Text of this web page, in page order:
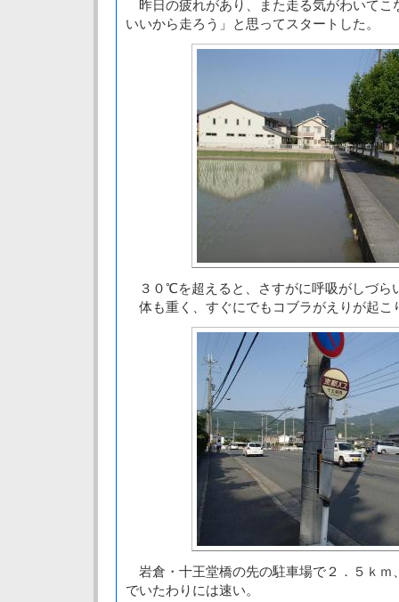
昨日の疲れがあり、また走る気がわいてこ
いいから走ろう」と思ってスタートした。
３０℃を超えると、さすがに呼吸がしづら
体も重く、すぐにでもコブラがえりが起こ
岩倉・十王堂橋の先の駐車場で２．５ｋｍ
でいたわりには速い。